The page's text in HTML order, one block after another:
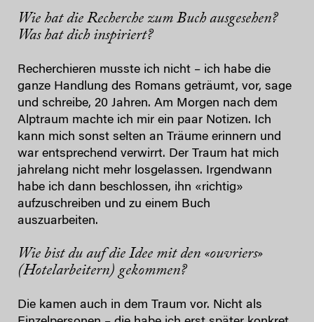
Wie hat die Recherche zum Buch ausgesehen?
Was hat dich inspiriert?
Recherchieren musste ich nicht – ich habe die
ganze Handlung des Romans geträumt, vor, sage
und schreibe, 20 Jahren. Am Morgen nach dem
Alptraum machte ich mir ein paar Notizen. Ich
kann mich sonst selten an Träume erinnern und
war entsprechend verwirrt. Der Traum hat mich
jahrelang nicht mehr losgelassen. Irgendwann
habe ich dann beschlossen, ihn «richtig»
aufzuschreiben und zu einem Buch
auszuarbeiten.
Wie bist du auf die Idee mit den «ouvriers»
(Hotelarbeitern) gekommen?
Die kamen auch in dem Traum vor. Nicht als